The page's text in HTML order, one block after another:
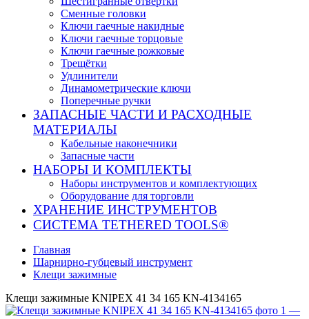
Сменные головки
Ключи гаечные накидные
Ключи гаечные торцовые
Ключи гаечные рожковые
Трещётки
Удлинители
Динамометрические ключи
Поперечные ручки
ЗАПАСНЫЕ ЧАСТИ И РАСХОДНЫЕ
МАТЕРИАЛЫ
Кабельные наконечники
Запасные части
НАБОРЫ И КОМПЛЕКТЫ
Наборы инструментов и комплектующих
Оборудование для торговли
ХРАНЕНИЕ ИНС­ТРУ­МЕН­ТОВ
СИСТЕМА TETHERED TOOLS®
Главная
Шарнирно-губцевый инструмент
Клещи зажимные
Клещи зажимные KNIPEX 41 34 165 KN-4134165